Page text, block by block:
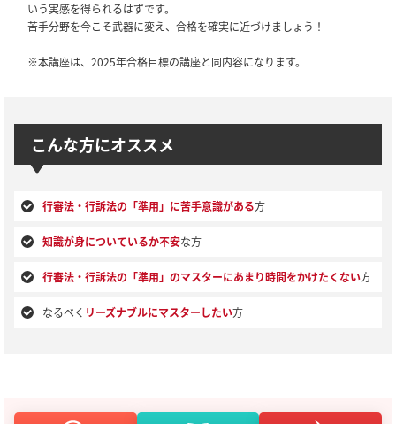
いう実感を得られるはずです。
苦手分野を今こそ武器に変え、合格を確実に近づけましょう！
※本講座は、2025年合格目標の講座と同内容になります。
こんな方にオススメ
行審法・行訴法の「準用」に苦手意識がある方
知識が身についているか不安な方
行審法・行訴法の「準用」のマスターにあまり時間をかけたくない方
なるべく リーズナブルにマスターしたい方